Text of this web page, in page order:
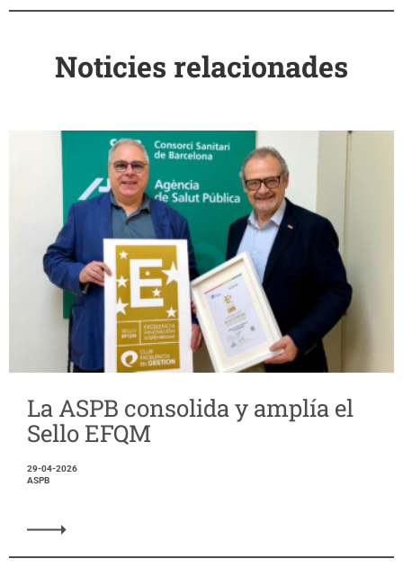
Noticies relacionades
La ASPB consolida y amplía el
Sello EFQM
29-04-2026
ASPB